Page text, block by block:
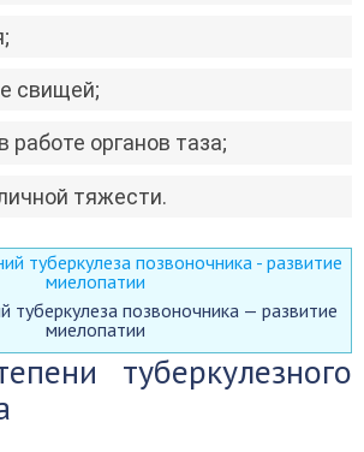
свищей;
работе органов таза;
тяжести.
туберкулеза позвоночника — развитие
миелопатии
туберкулезного